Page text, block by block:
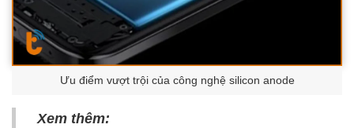
Ưu điểm vượt trội của công nghệ silicon anode
Xem thêm: